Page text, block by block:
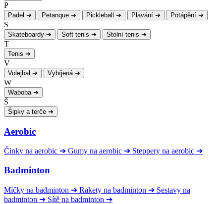
P
Padel ➔ Petanque ➔ Pickleball ➔ Plavání ➔ Potápění ➔
S
Skateboardy ➔ Soft tenis ➔ Stolní tenis ➔
T
Tenis ➔
V
Volejbal ➔ Vybíjená ➔
W
Waboba ➔
Š
Šipky a terče ➔
Aerobic
Činky na aerobic ➔ Gumy na aerobic ➔ Steppery na aerobic ➔
Badminton
Míčky na badminton ➔ Rakety na badminton ➔ Sestavy na
badminton ➔ Sítě na badminton ➔